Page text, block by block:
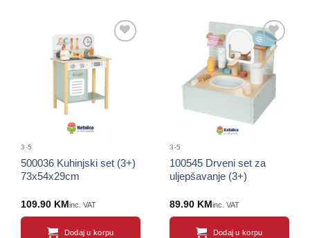
proizvod
3-5
500036 Kuhinjski set (3+)
73x54x29cm
109.90 KM inc. VAT
Dodaj u korpu
Sačuvaj
proizvod
3-5
100545 Drveni set za
uljepšavanje (3+)
89.90 KM inc. VAT
Dodaj u korpu